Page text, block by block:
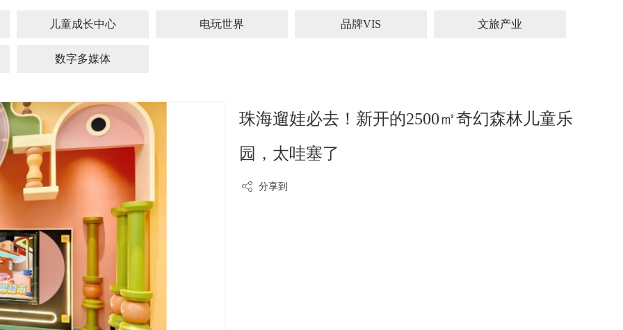
儿童成长中心 电玩世界 品牌VIS 文旅产业
数字多媒体
珠海遛娃必去！新开的2500㎡奇幻森林儿童乐
园，太哇塞了
分享到